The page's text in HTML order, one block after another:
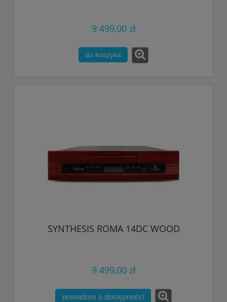
9 499,00 zł
do koszyka
SYNTHESIS ROMA 14DC WOOD
9 499,00 zł
powiadom o dostępności